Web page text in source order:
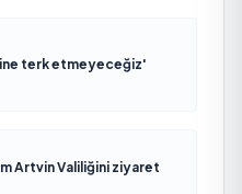
terk etmeyeceğiz'
Artvin Valiliğini ziyaret